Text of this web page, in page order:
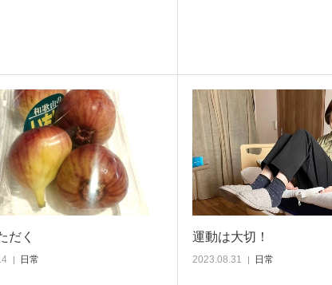
だく
日常
運動は大切！
2023.08.31 日常